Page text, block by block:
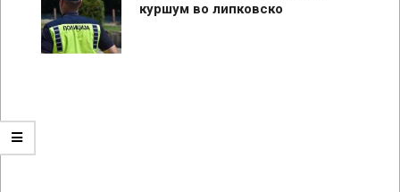
куршум во липковско